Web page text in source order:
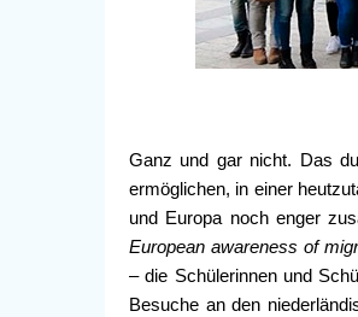
Ganz und gar nicht. Das
ermöglichen, in einer
und Europa noch enger
European awareness of
– die Schülerinnen und
Besuche an den